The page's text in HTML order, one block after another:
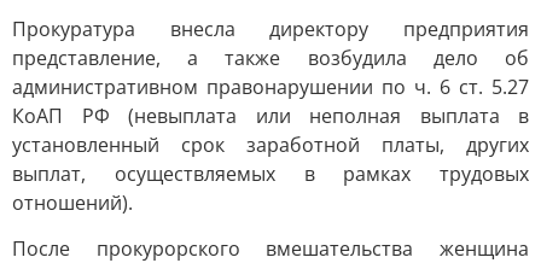
Прокуратура внесла директору предприятия
представление, а также возбудила дело об
административном правонарушении по ч. 6 ст. 5.27
КоАП РФ (невыплата или неполная выплата в
установленный срок заработной платы, других
выплат, осуществляемых в рамках трудовых
отношений).
После прокурорского вмешательства женщина